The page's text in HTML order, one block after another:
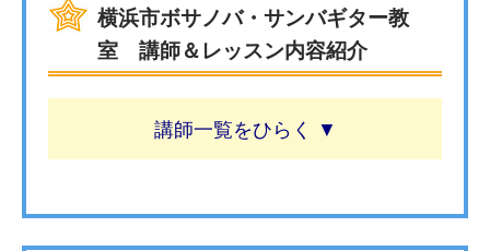
横浜市ボサノバ・サンバギター教
室 講師＆レッスン内容紹介
講師一覧